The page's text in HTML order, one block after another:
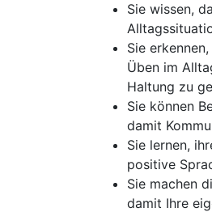
Sie wissen,
Sie
Üben im
Haltung zu
Sie können
damit
Sie lernen,
positive
Sie machen
damit Ihre